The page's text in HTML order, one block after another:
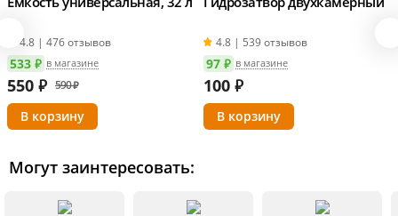
4.8 | 476 отзывов
533 ₽ в магазине
550 ₽ 590 ₽
4.8 | 539 отзывов
97 ₽ в магазине
100 ₽
Могут заинтересовать: